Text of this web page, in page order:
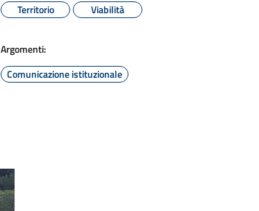
Territorio
Viabilità
Argomenti:
Comunicazione istituzionale